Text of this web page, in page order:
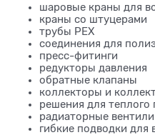
шаровые краны для
краны со штуцерами
трубы PEX
соединения для
пресс-фитинги
редукторы давления
обратные клапаны
коллекторы и
решения для теплого
радиаторные
гибкие подводки для